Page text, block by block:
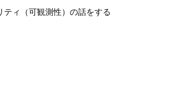
ィ（可観測性）の話をする